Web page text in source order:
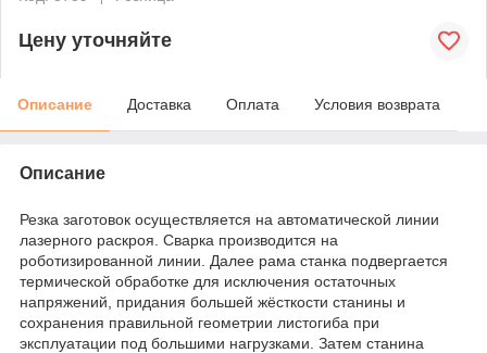
Цену уточняйте
Описание Доставка Оплата Условия возврата
Описание
Резка заготовок осуществляется на автоматической линии
лазерного раскроя. Сварка производится на
роботизированной линии. Далее рама станка подвергается
термической обработке для исключения остаточных
напряжений, придания большей жёсткости станины и
сохранения правильной геометрии листогиба при
эксплуатации под большими нагрузками. Затем станина